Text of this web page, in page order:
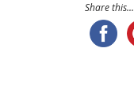
Share this...